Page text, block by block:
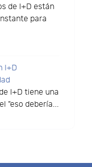
de I+D están
para
I+D
I+D tiene una
"eso debería...